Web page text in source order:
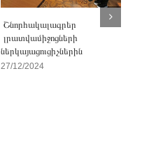
Շնորհակալագրեր
լրատվամիջոցների
ներկայացուցիչներին
27/12/2024